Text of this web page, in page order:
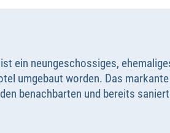
ein neungeschossiges,
umgebaut worden. Das
benachbarten und bereits